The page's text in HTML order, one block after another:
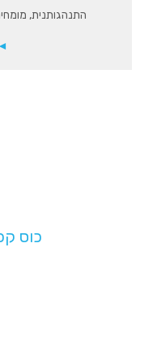
התנהגותנית, מומחית
◄
כוס